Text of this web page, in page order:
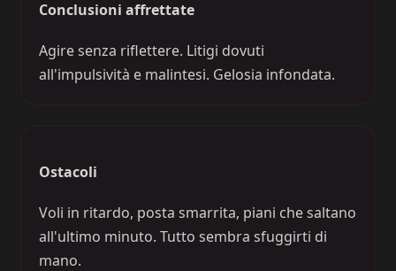
Conclusioni affrettate
Agire senza riflettere. Litigi dovuti
all'impulsività e malintesi. Gelosia infondata.
Ostacoli
Voli in ritardo, posta smarrita, piani che saltano
all'ultimo minuto. Tutto sembra sfuggirti di
mano.